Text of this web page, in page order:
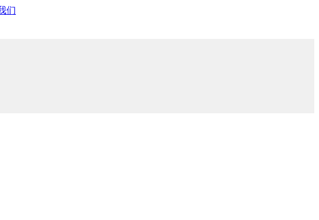
们